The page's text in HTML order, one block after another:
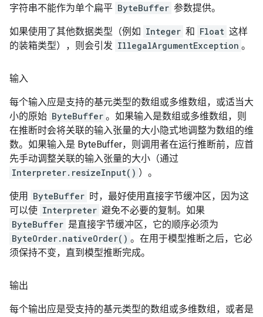
字符串不能作为单个扁平 ByteBuffer 参数提供。
如果使用了其他数据类型（例如 Integer 和 Float 这样
的装箱类型），则会引发 IllegalArgumentException 。
输入
每个输入应是支持的基元类型的数组或多维数组，或适当大
小的原始 ByteBuffer 。如果输入是数组或多维数组，则
在推断时会将关联的输入张量的大小隐式地调整为数组的维
数。如果输入是 ByteBuffer，则调用者在运行推断前，应首
先手动调整关联的输入张量的大小（通过
Interpreter.resizeInput() ）。
使用 ByteBuffer 时，最好使用直接字节缓冲区，因为这
可以使 Interpreter 避免不必要的复制。如果
ByteBuffer 是直接字节缓冲区，它的顺序必须为
ByteOrder.nativeOrder() 。在用于模型推断之后，它必
须保持不变，直到模型推断完成。
输出
每个输出应是受支持的基元类型的数组或多维数组，或者是